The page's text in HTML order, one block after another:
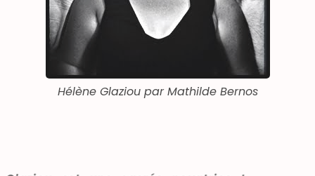
Hélène Glaziou par Mathilde Bernos